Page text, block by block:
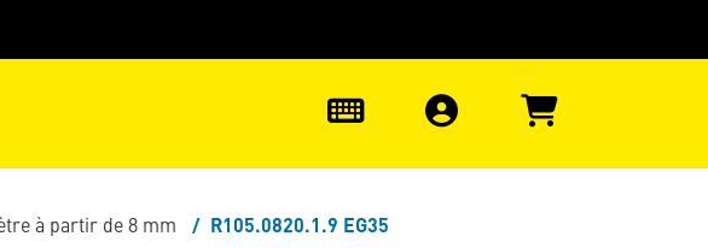
à partir de 8 mm R105.0820.1.9 EG35